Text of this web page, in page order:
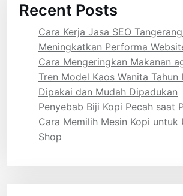
Recent Posts
Cara Kerja Jasa SEO
Meningkatkan Performa
Cara Mengeringkan Makanan
Tren Model Kaos Wanita Tahun
Dipakai dan Mudah Dipadukan
Penyebab Biji Kopi Pecah saat
Cara Memilih Mesin Kopi untuk
Shop